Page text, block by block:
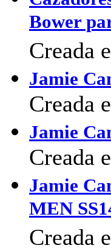
Bower
Creada
Jamie
Creada
Jamie
Creada
Jamie
MEN
Creada